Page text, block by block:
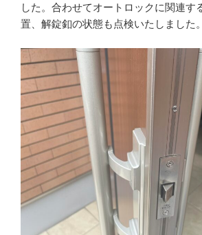
した。合わせてオートロックに関連す
置、解錠釦の状態も点検いたしました。